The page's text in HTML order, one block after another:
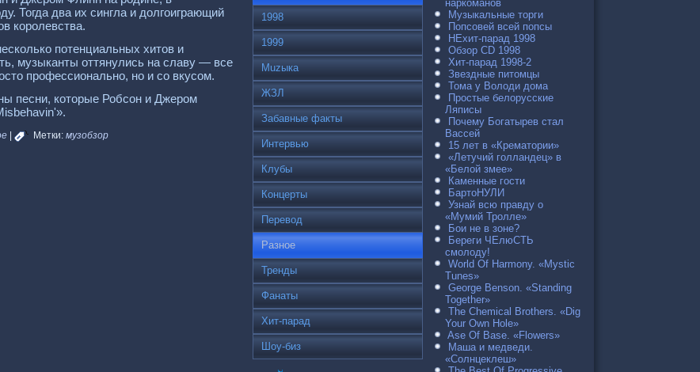
Тогда два их сингла и долгоиграющий
королевства.
потенциальных хитов и
музыканты оттянулись на славу — все
профессионально, но и со вкусом.
песни, которые Робсон и Джером
| Метки: музобзор
1998
1999
Muzыка
ЖЗЛ
Забавные факты
Интервью
Клубы
Концерты
Перевод
Разное
Тренды
Фанаты
Хит-парад
Шоу-биз
наркоманов
Музыкальные торги
Попсовей всей попсы
НЕхит-парад 1998
Обзор CD 1998
Хит-парад 1998-2
Звездные питомцы
Тома у Володи дома
Простые белорусские
Ляписы
Почему Богатырев стал
Вассей
15 лет в «Крематории»
«Летучий голландец» в
«Белой змее»
Каменные гости
БартоНУЛИ
Узнай всю правду о
«Мумий Тролле»
Бои не в зоне?
Береги ЧЕлюСТЬ
смолоду!
World Of Harmony. «Mystic
Tunes»
George Benson. «Standing
Together»
The Chemical Brothers. «Dig
Your Own Hole»
Ase Of Base. «Flowers»
Маша и медведи.
«Солнцеклеш»